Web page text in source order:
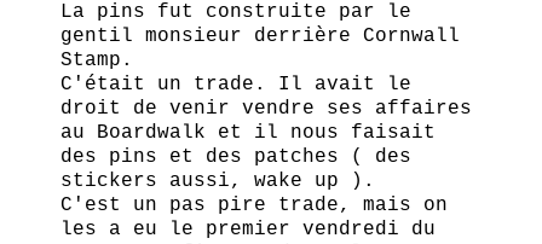
La pins fut construite par le
gentil monsieur derrière Cornwall
Stamp.
C'était un trade. Il avait le
droit de venir vendre ses affaires
au Boardwalk et il nous faisait
des pins et des patches ( des
stickers aussi, wake up ).
C'est un pas pire trade, mais on
les a eu le premier vendredi du